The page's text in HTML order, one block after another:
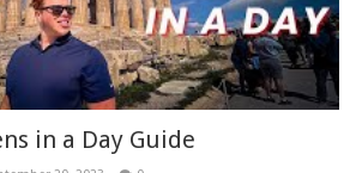
in a Day Guide